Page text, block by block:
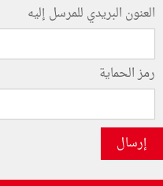
العنون البريدي للمرسل إليه
رمز الحماية
إرسال